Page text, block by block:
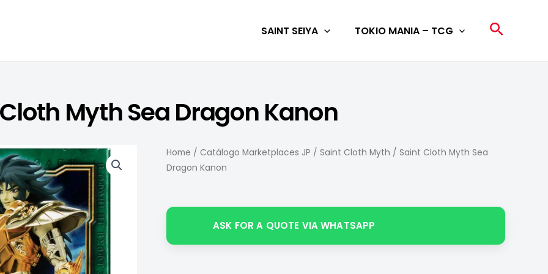
SAINT SEIYA TOKIO MANIA – TCG Search
Myth Sea Dragon Kanon
Home /Catálogo Marketplaces JP /Saint Cloth Myth / Saint Cloth Myth Sea
Dragon Kanon
ASK FOR A QUOTE VIA WHATSAPP